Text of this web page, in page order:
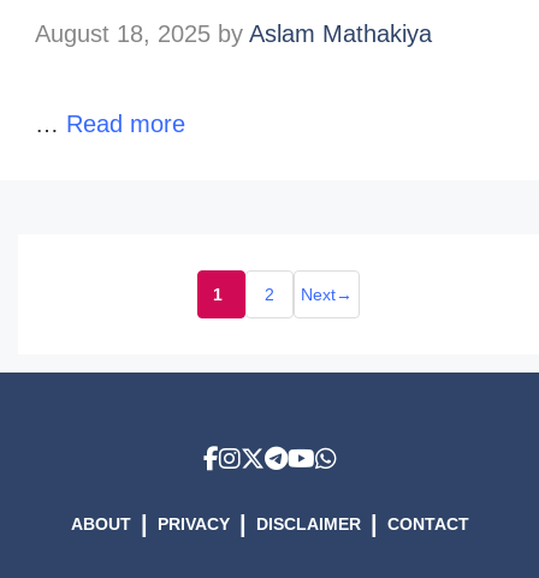
August 18, 2025 by Aslam Mathakiya
… Read more
Page
1
Page
2 Next→
ABOUT PRIVACY DISCLAIMER CONTACT